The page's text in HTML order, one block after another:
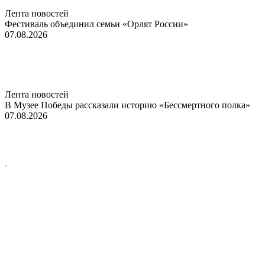
Лента новостей
Фестиваль объединил семьи «Орлят России»
07.08.2026
Лента новостей
В Музее Победы рассказали историю «Бессмертного полка»
07.08.2026